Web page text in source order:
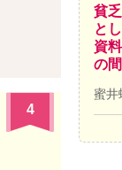
4
貧
と
資
の
蜜井